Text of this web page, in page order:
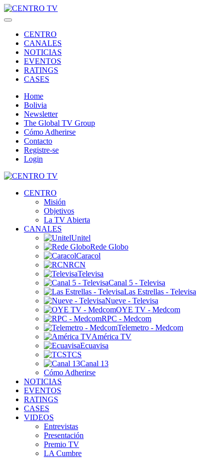
CENTRO
CANALES
NOTICIAS
EVENTOS
RATINGS
CASES
Home
Bolivia
Newsletter
The Global TV Group
Cómo Adherirse
Contacto
Registre-se
Login
CENTRO
Misión
Objetivos
La TV Abierta
CANALES
Unitel
Rede Globo
Caracol
RCN
Televisa
Canal 5 - Televisa
Las Estrellas - Televisa
Nueve - Televisa
OYE TV - Medcom
RPC - Medcom
Telemetro - Medcom
América TV
Ecuavisa
TCS
Canal 13
Cómo Adherirse
NOTICIAS
EVENTOS
RATINGS
CASES
VIDEOS
Entrevistas
Presentación
Premio TV
LA Cumbre